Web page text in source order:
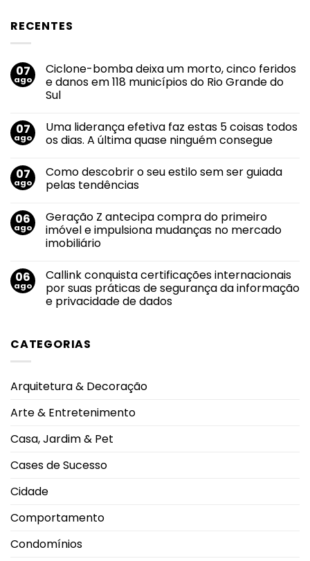
RECENTES
07
ago
Ciclone-bomba deixa um morto, cinco feridos
e danos em 118 municípios do Rio Grande do
Sul
em
Ciclone-
bomba
morto,
cinco
feridos
em
118
municípios
do
do
Sul
07
ago
Uma liderança efetiva faz estas 5 coisas todos
os dias. A última quase ninguém consegue
em
Uma
liderança
estas
5
coisas
todos
A
última
quase
ninguém
consegue
07
ago
Como descobrir o seu estilo sem ser guiada
pelas tendências
em
Como
descobrir
o
sem
ser
guiada
pelas
tendências
06
ago
Geração Z antecipa compra do primeiro
imóvel e impulsiona mudanças no mercado
imobiliário
em
Geração
Z
antecipa
compra
e
mercado
imobiliário
06
ago
Callink conquista certificações internacionais
por suas práticas de segurança da informação
e privacidade de dados
Callink
conquista
suas
segurança
e
de
dados
CATEGORIAS
Arquitetura & Decoração
Arte & Entretenimento
Casa, Jardim & Pet
Cases de Sucesso
Cidade
Comportamento
Condomínios